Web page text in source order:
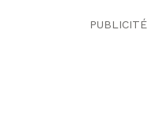
PUBLICITÉ